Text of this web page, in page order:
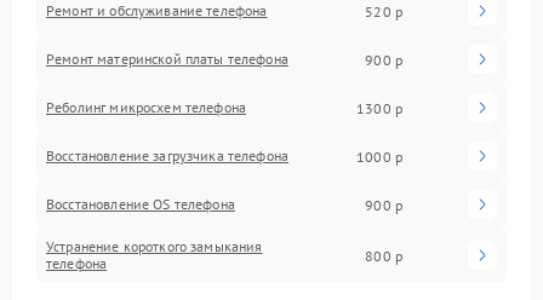
Ремонт и обслуживание телефона 520 р
Ремонт материнской платы телефона 900 р
Реболинг микросхем телефона 1300 р
Восстановление загрузчика телефона 1000 р
Восстановление OS телефона 900 р
Устранение короткого замыкания
телефона
800 р